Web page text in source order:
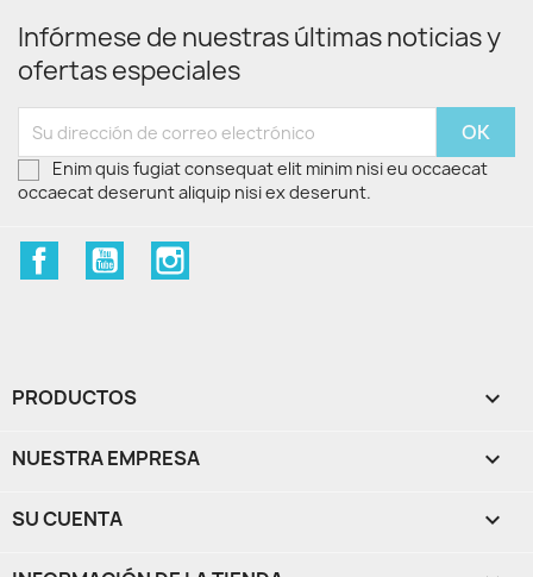
Infórmese de nuestras últimas noticias y
ofertas especiales
Enim quis fugiat consequat elit minim nisi eu occaecat
occaecat deserunt aliquip nisi ex deserunt.
FacebookYouTube
PRODUCTOS 
NUESTRA EMPRESA 
SU CUENTA 